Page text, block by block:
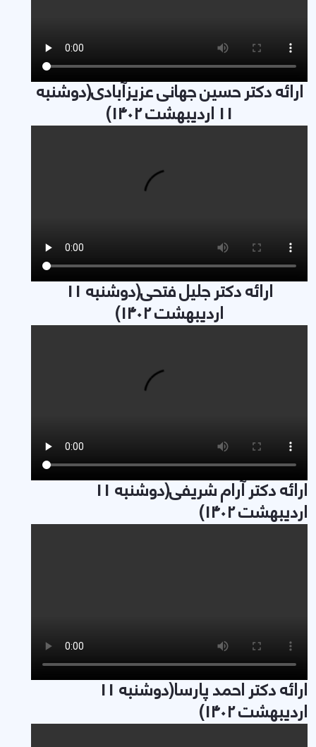
ارائه دکتر حسین جهانی عزیزآبادی(دوشنبه
11 اردیبهشت 1402)
ارائه دکتر جلیل فتحی(دوشنبه 11
اردیبهشت 1402)
ارائه دکتر آرام شریفی(دوشنبه 11
اردیبهشت 1402)
ارائه دکتر احمد پارسا(دوشنبه 11
اردیبهشت 1402)